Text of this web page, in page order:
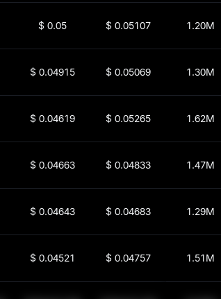
$ 0.05 $ 0.05107 1.20M
$ 0.04915 $ 0.05069 1.30M
$ 0.04619 $ 0.05265 1.62M
$ 0.04663 $ 0.04833 1.47M
$ 0.04643 $ 0.04683 1.29M
$ 0.04521 $ 0.04757 1.51M